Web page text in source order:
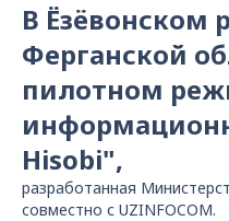
В Ёзёвонском
Ферганской
пилотном
Hisobi",
разработанная
совместно с UZINFOCOM.